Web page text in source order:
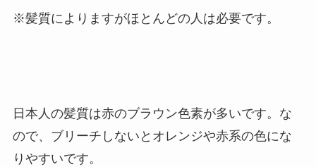
※髪質によりますがほとんどの人は必要です。
日本人の髪質は赤のブラウン色素が多いです。な
ので、ブリーチしないとオレンジや赤系の色にな
りやすいです。